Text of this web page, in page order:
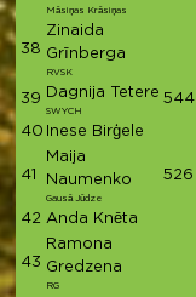
Māsiņas Krāsiņas
38
Zinaida
Grīnberga
RVSK
39 Dagnija Tetere
SWYCH
544
40 Inese Birģele
41
Maija
Naumenko
Gausā Jūdze
526
42 Anda Knēta
43
Ramona
Gredzena
RG